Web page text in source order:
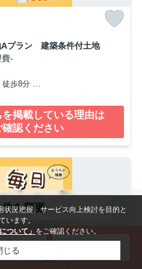
Aプラン 建築条件付土地
費-
徒歩8分
掲載している理由は
認ください
を変更
況把握、サービス向上検討を目的と
います。
ついて」をご確認ください。
じる